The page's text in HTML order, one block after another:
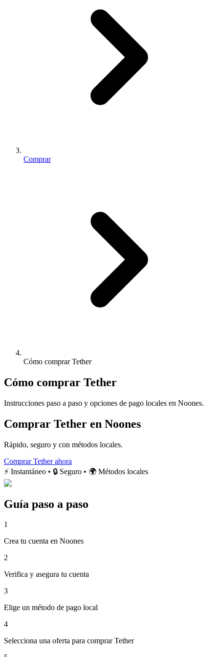
Comprar
Cómo comprar Tether
Cómo comprar Tether
Instrucciones paso a paso y opciones de pago locales en Noones.
Comprar Tether en Noones
Rápido, seguro y con métodos locales.
Comprar Tether ahora
⚡ Instantáneo • 🔒 Seguro • 🌍 Métodos locales
Guía paso a paso
1
Crea tu cuenta en Noones
2
Verifica y asegura tu cuenta
3
Elige un método de pago local
4
Selecciona una oferta para comprar Tether